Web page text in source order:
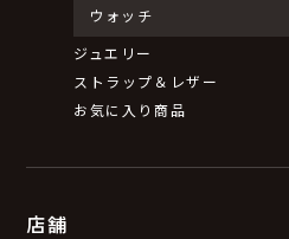
ウォッチ
ジュエリー
ストラップ＆レザー
お気に入り商品
店舗